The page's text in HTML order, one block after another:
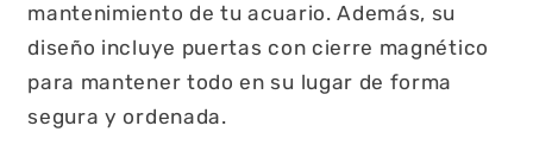
mantenimiento de tu acuario. Además, su
diseño incluye puertas con cierre magnético
para mantener todo en su lugar de forma
segura y ordenada.